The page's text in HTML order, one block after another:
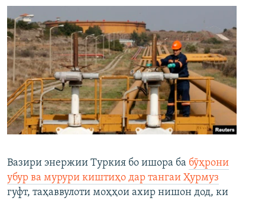
Вазири энержии Туркия бо ишора ба бӯҳрони
убур ва мурури киштиҳо дар тангаи Ҳурмуз
гуфт, таҳаввулоти моҳҳои ахир нишон дод, ки